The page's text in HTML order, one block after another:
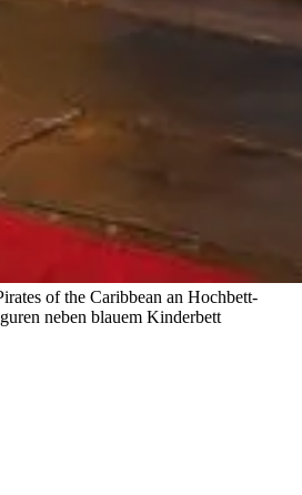
of the Caribbean an Hochbett-
neben blauem Kinderbett